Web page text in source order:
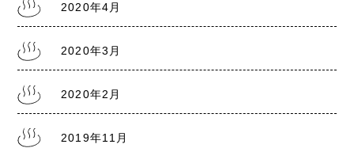
2020年4月
2020年3月
2020年2月
2019年11月